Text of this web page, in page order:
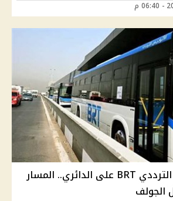
محطات الأتوبيس الترددي BRT على الدائري.. المسار
الجولف